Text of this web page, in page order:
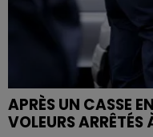
APRÈS UN CASSE
VOLEURS ARRÊTÉS